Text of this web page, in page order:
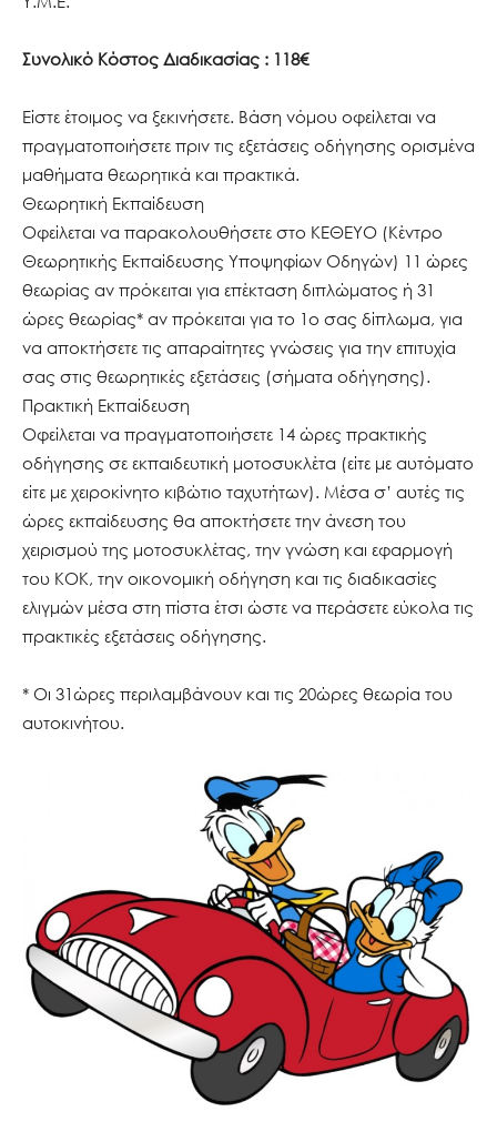
Συνολικό Κόστος Διαδικασίας : 118€
Είστε έτοιμος να ξεκινήσετε. Βάση νόμου οφείλεται να
πραγματοποιήσετε πριν τις εξετάσεις οδήγησης ορισμένα
μαθήματα θεωρητικά και πρακτικά.
Θεωρητική Εκπαίδευση
Οφείλεται να παρακολουθήσετε στο ΚΕΘΕΥΟ (Κέντρο
Θεωρητικής Εκπαίδευσης Υποψηφίων Οδηγών) 11 ώρες
θεωρίας αν πρόκειται για επέκταση διπλώματος ή 31
ώρες θεωρίας* αν πρόκειται για το 1ο σας δίπλωμα, για
να αποκτήσετε τις απαραίτητες γνώσεις για την επιτυχία
σας στις θεωρητικές εξετάσεις (σήματα οδήγησης).
Πρακτική Εκπαίδευση
Οφείλεται να πραγματοποιήσετε 14 ώρες πρακτικής
οδήγησης σε εκπαιδευτική μοτοσυκλέτα (είτε με αυτόματο
είτε με χειροκίνητο κιβώτιο ταχυτήτων). Μέσα σ’ αυτές τις
ώρες εκπαίδευσης θα αποκτήσετε την άνεση του
χειρισμού της μοτοσυκλέτας, την γνώση και εφαρμογή
του ΚΟΚ, την οικονομική οδήγηση και τις διαδικασίες
ελιγμών μέσα στη πίστα έτσι ώστε να περάσετε εύκολα τις
πρακτικές εξετάσεις οδήγησης.
* Οι 31ώρες περιλαμβάνουν και τις 20ώρες θεωρία του
αυτοκινήτου.